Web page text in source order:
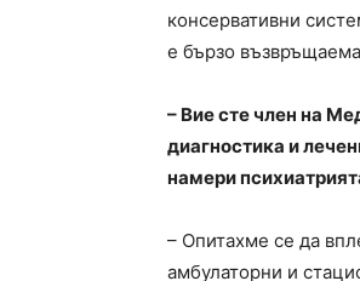
консервативни
е бързо
– Вие сте член на
диагностика и
намери
– Опитахме се да
амбулаторни и